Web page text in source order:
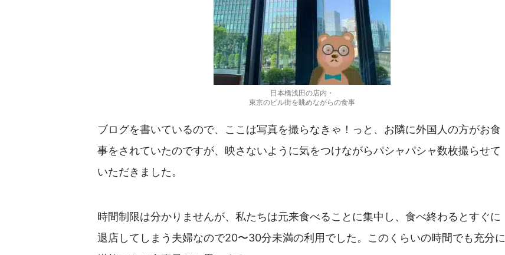
日本橋浅田の店内・
東京のビル街を眺めながらの食事
ブログを書いているので、ここは写真を撮らなきゃ！っと、お隣に外国人の方がお食
事をされていたのですが、映さないように気をつけながらパシャパシャ数枚撮らせて
いただきました。
時間制限は分かりませんが、私たちは元来食べることに集中し、食べ終わるとすぐに
退店してしまう夫婦なので20〜30分未満の利用でした。このくらいの時間でも充分に